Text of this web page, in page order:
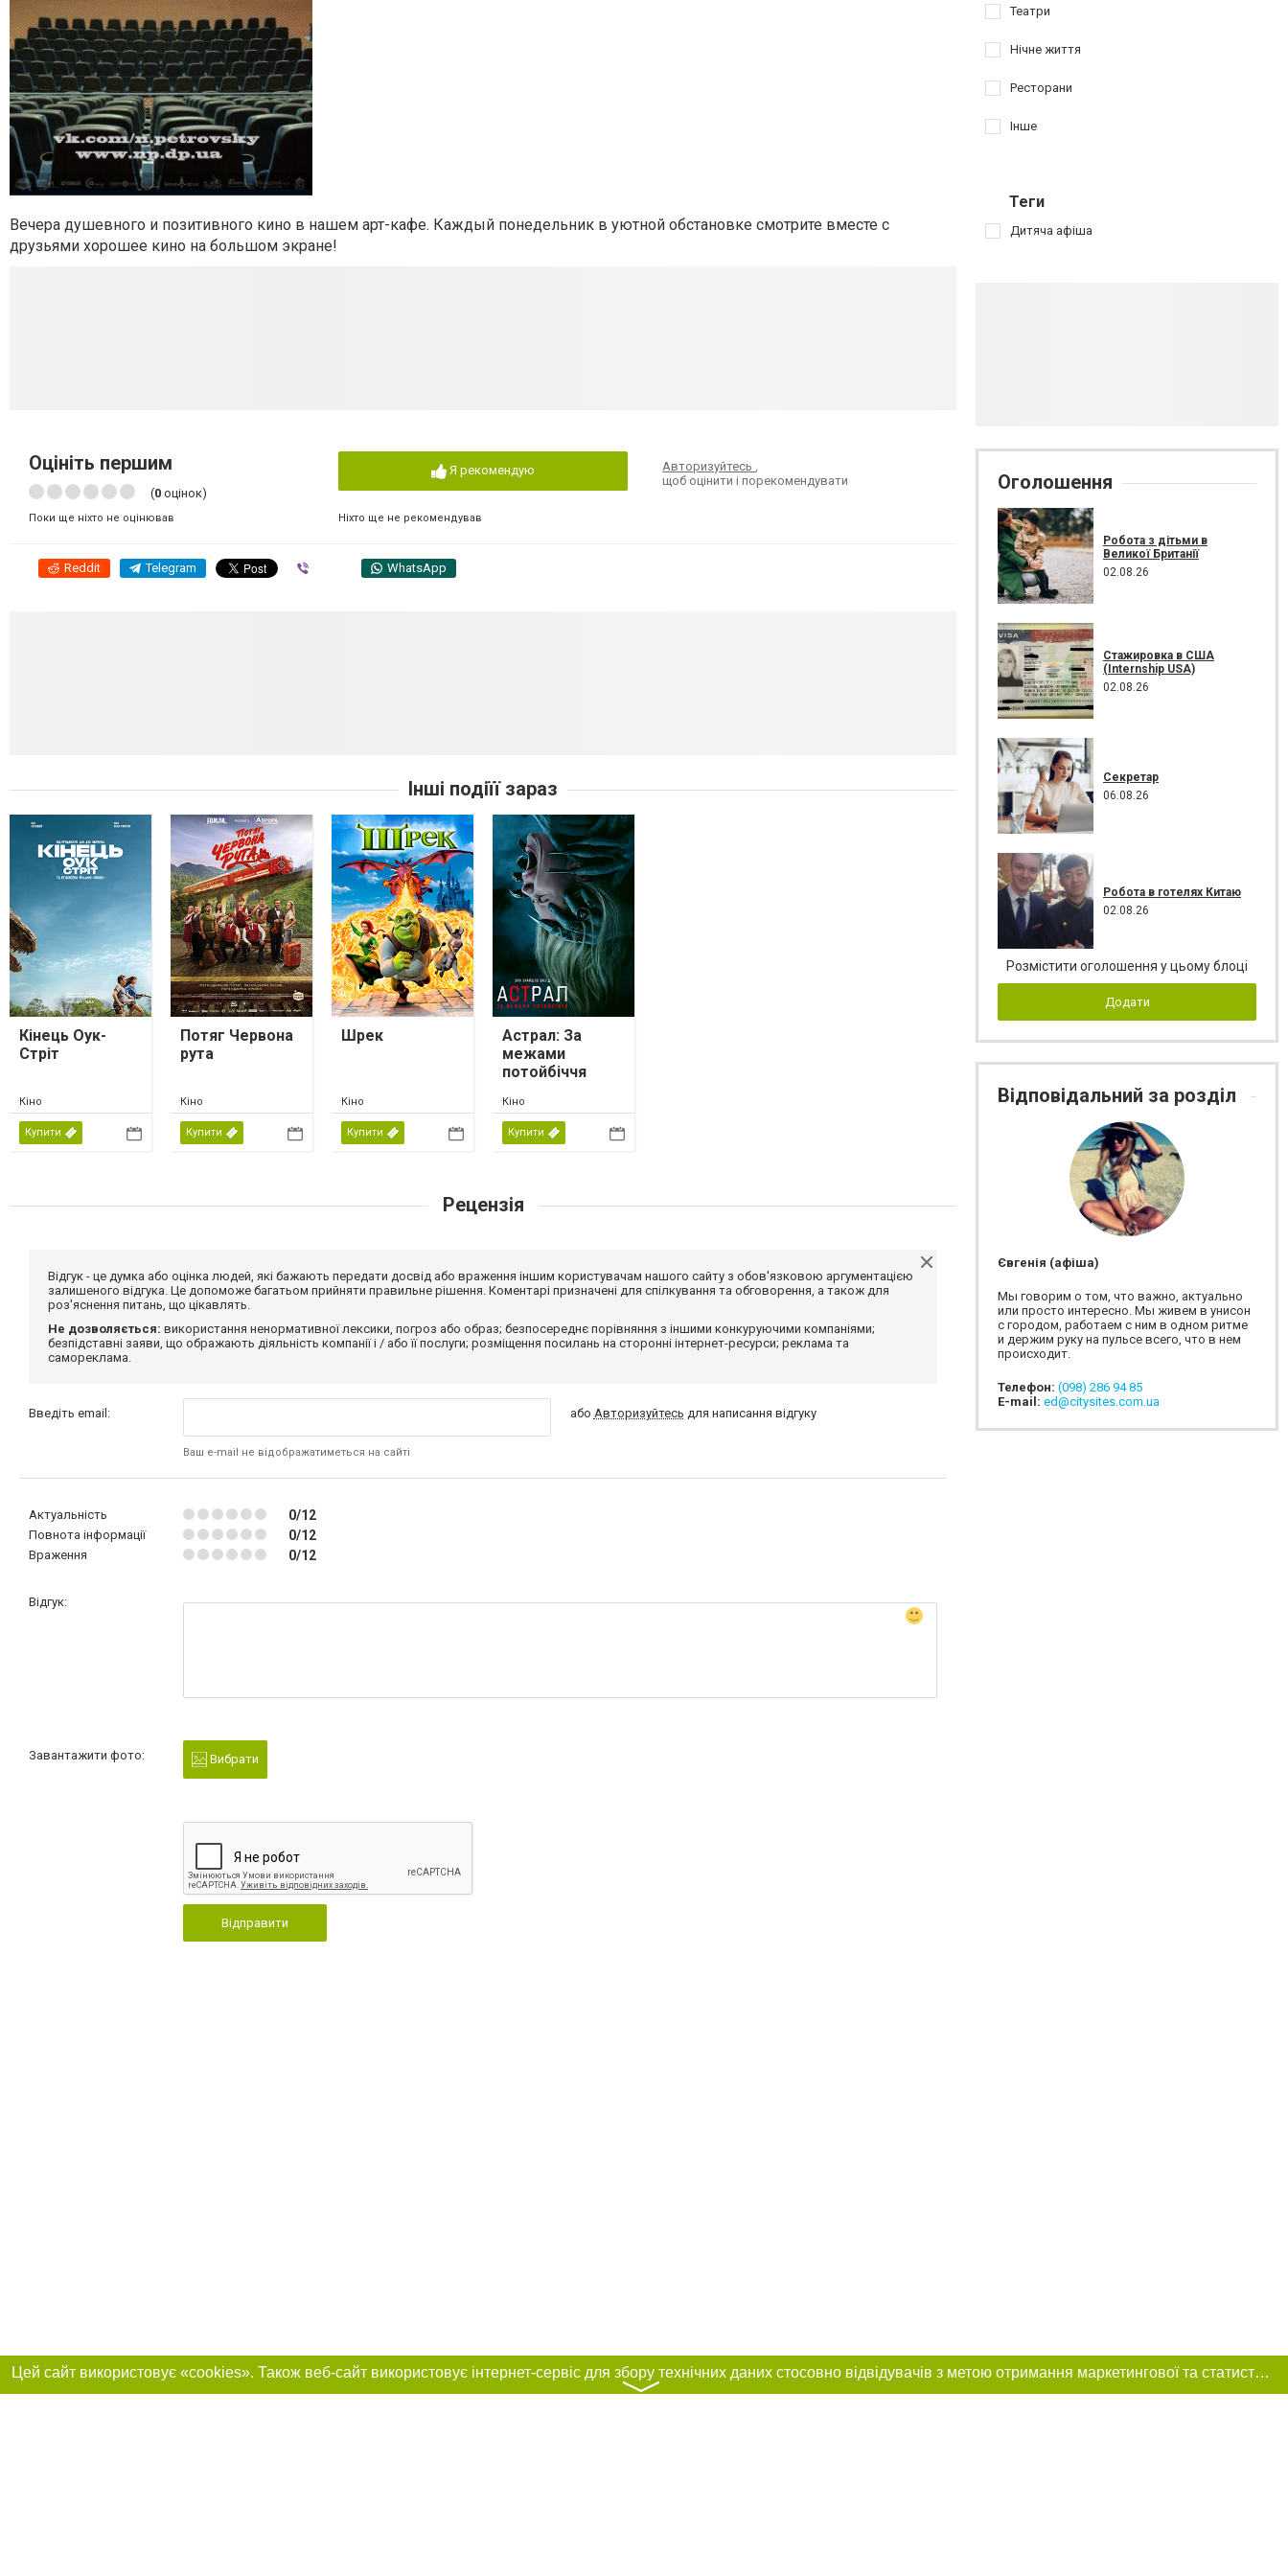
Вечера душевного и позитивного кино в нашем арт-кафе. Каждый понедельник в уютной обстановке смотрите вместе с
друзьями хорошее кино на большом экране!
Оцініть першим
(0 оцінок)
Поки ще ніхто не оцінював
Я рекомендую
Ніхто ще не рекомендував
Авторизуйтесь
щоб оцінити і порекомендувати
Reddit Telegram WhatsApp
Інші подіїї зараз
Кінець Оук-
Стріт
Кіно
Купити
Потяг Червона
рута
Кіно
Купити
Шрек
Кіно
Купити
Астрал: За
межами
потойбіччя
Кіно
Купити
Рецензія
Відгук - це думка або оцінка людей, які бажають передати досвід або враження іншим користувачам нашого сайту з обов'язковою аргументацією
залишеного відгука. Це допоможе багатьом прийняти правильне рішення. Коментарі призначені для спілкування та обговорення, а також для
роз'яснення питань, що цікавлять.
Не дозволяється: використання ненормативної лексики, погроз або образ; безпосереднє порівняння з іншими конкуруючими компаніями;
безпідставні заяви, що ображають діяльність компанії і / або її послуги; розміщення посилань на сторонні інтернет-ресурси; реклама та
самореклама.
Введіть email:
Ваш e-mail не відображатиметься на сайті
або Авторизуйтесь для написання відгуку
Актуальність 0/12
Повнота інформації 0/12
Враження 0/12
Відгук:
Завантажити фото: Вибрати
Відправити
Театри
Нічне життя
Ресторани
Інше
Теги
Дитяча афіша
Оголошення
Робота з дітьми в
Великої Британії
02.08.26
Стажировка в США
(Internship USA)
02.08.26
Секретар
06.08.26
Робота в готелях Китаю
02.08.26
Розмістити оголошення у цьому блоці
Додати
Відповідальний за розділ
Євгенія (афіша)
Мы говорим о том, что важно, актуально
или просто интересно. Мы живем в унисон
с городом, работаем с ним в одном ритме
и держим руку на пульсе всего, что в нем
происходит.
Телефон: (098) 286 94 85
E-mail: ed@citysites.com.ua
Цей сайт використовує «cookies». Також веб-сайт використовує інтернет-сервіс для збору технічних даних стосовно відвідувачів з метою отримання маркетингової та статистичної інформації. Умови обробки даних відвідувачів сайту див.
〉